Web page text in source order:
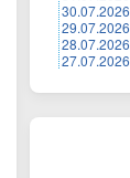
30.07.2026
29.07.2026
28.07.2026
27.07.2026